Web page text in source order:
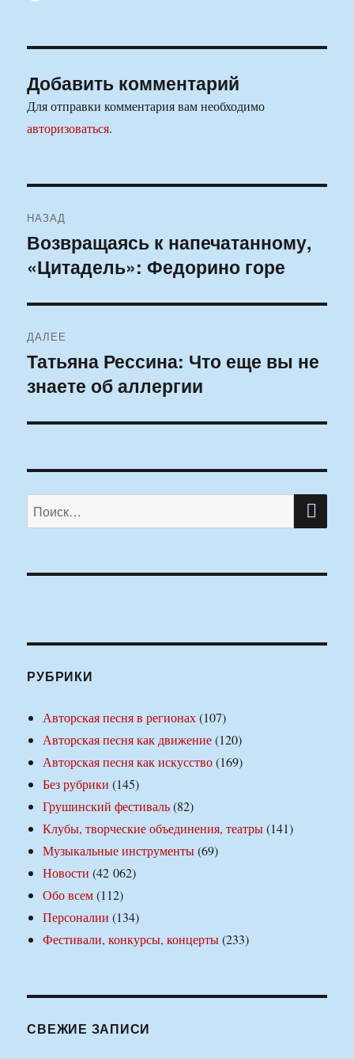
Добавить комментарий
Для отправки комментария вам необходимо
авторизоваться.
по
записям
НАЗАД
Предыдущая
запись:
Возвращаясь к напечатанному,
«Цитадель»: Федорино горе
ДАЛЕЕ
Следующая
запись:
Татьяна Рессина: Что еще вы не
знаете об аллергии
Искать:
РУБРИКИ
Авторская песня в регионах(107)
Авторская песня как движение(120)
Авторская песня как искусство(169)
Без рубрики (145)
Грушинский фестиваль(82)
Клубы, творческие объединения, театры(141)
Музыкальные инструменты(69)
Новости (42 062)
Обо всем(112)
Персоналии (134)
Фестивали, конкурсы, концерты(233)
СВЕЖИЕ ЗАПИСИ